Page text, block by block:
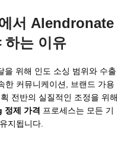
서 Alendronate
하는 이유
위해 인도 소싱 범위와 수출
한 커뮤니케이션, 브랜드 가용
전반의 실질적인 조정을 위해
제 가격 프로세스는 모든 기
지됩니다.